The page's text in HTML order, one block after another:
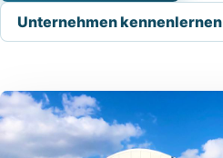
Unternehmen kennenlernen